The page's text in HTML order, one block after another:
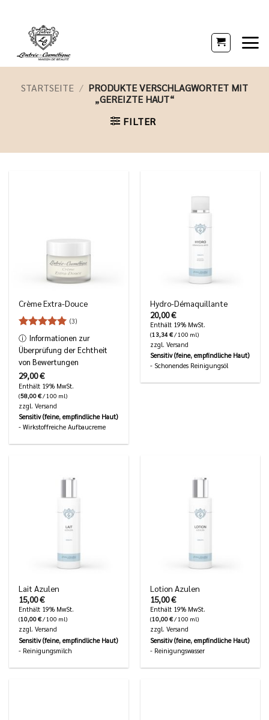
springen
STARTSEITE / PRODUKTE VERSCHLAGWORTET MIT
„GEREIZTE HAUT“
FILTER
Crème Extra-Douce
Bewertet
mit 5
5
ⓘ Informationen zur
Überprüfung der Echtheit
von Bewertungen
(3)
29,00€
Enthält 19% MwSt.
(58,00€/ 100 ml)
zzgl.Versand
Sensitiv (feine, empfindliche Haut)
- Wirkstoffreiche Aufbaucreme
Hydro-Démaquillante
20,00€
Enthält 19% MwSt.
(13,34€/ 100 ml)
zzgl.Versand
Sensitiv (feine, empfindliche Haut)
- Schonendes Reinigungsöl
Lait Azulen
15,00€
Enthält 19% MwSt.
(10,00€/ 100 ml)
zzgl.Versand
Sensitiv (feine, empfindliche Haut)
- Reinigungsmilch
Lotion Azulen
15,00€
Enthält 19% MwSt.
(10,00€/ 100 ml)
zzgl.Versand
Sensitiv (feine, empfindliche Haut)
- Reinigungswasser